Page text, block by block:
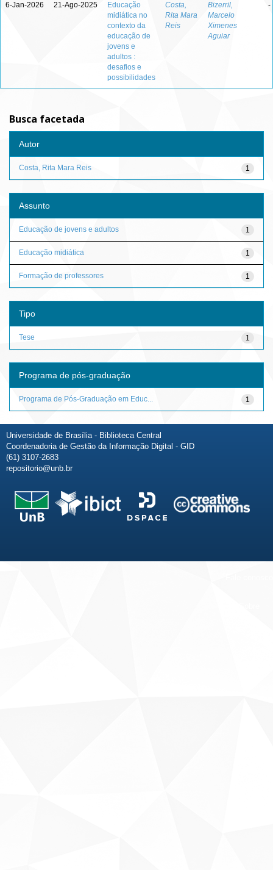
6-Jan-2026 21-Ago-2025
Educação
midiática no
contexto da
educação de
jovens e
adultos :
desafios e
possibilidades
Costa,
Rita Mara
Reis
Bizerril,
Marcelo
Ximenes
Aguiar
-
Busca facetada
Autor
1
Costa, Rita Mara Reis
Assunto
1
Educação de jovens e adultos
1
Educação midiática
1
Formação de professores
Tipo
1
Tese
Programa de pós-graduação
1
Programa de Pós-Graduação em Educ...
Universidade de Brasília - Biblioteca Central
Coordenadoria de Gestão da Informação Digital - GID
(61) 3107-2683
repositorio@unb.br